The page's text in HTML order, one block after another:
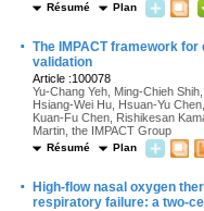
Résumé Plan
· The IMPACT framework
validation
Article :100078
Yu-Chang Yeh, Ming-Chieh
Hsiang-Wei Hu, Hsuan-Yu
Kuan-Fu Chen, Rishikesan
Martin, the IMPACT Group
Résumé Plan
·
High-flow nasal oxygen
respiratory failure: a two-